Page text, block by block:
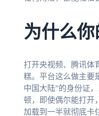
为什么你
打开央视频、腾讯体
糕。平台这么做主要
中国大陆”的身份证
顿，即使偶尔能打开
加载到一半就彻底卡